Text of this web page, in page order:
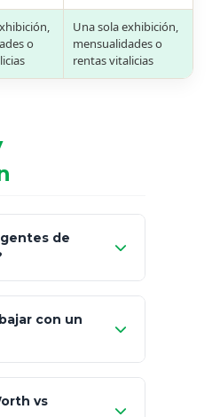
o
Una sola exhibición,
mensualidades o
rentas vitalicias
de
con un
técnico
vs